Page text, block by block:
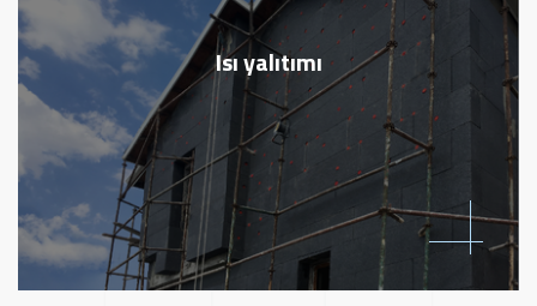
Isı yalıtımı